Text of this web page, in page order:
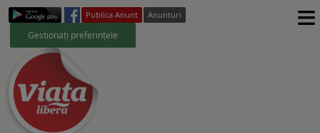
Publica Anunt Anunturi
Gestionați preferințele ≡